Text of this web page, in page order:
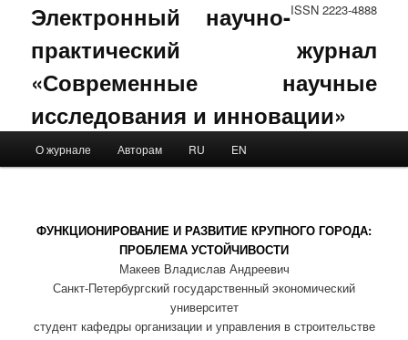
ISSN 2223-4888
Электронный научно-
практический журнал
«Современные научные
исследования и инновации»
Skip to primary content
Skip to secondary content
О журнале Авторам RU EN
ФУНКЦИОНИРОВАНИЕ И РАЗВИТИЕ КРУПНОГО ГОРОДА:
ПРОБЛЕМА УСТОЙЧИВОСТИ
Макеев Владислав Андреевич
Санкт-Петербургский государственный экономический
университет
студент кафедры организации и управления в строительстве